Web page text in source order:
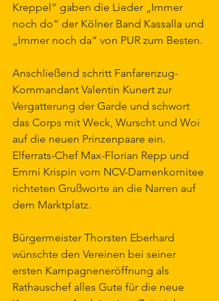
Kreppel“ gaben die Lieder „Immer
noch do“ der Kölner Band Kassalla und
„Immer noch da“ von PUR zum Besten.
Anschließend schritt Fanfarenzug-
Kommandant Valentin Kunert zur
Vergatterung der Garde und schwort
das Corps mit Weck, Wurscht und Woi
auf die neuen Prinzenpaare ein.
Elferrats-Chef Max-Florian Repp und
Emmi Krispin vom NCV-Damenkomitee
richteten Grußworte an die Narren auf
dem Marktplatz.
Bürgermeister Thorsten Eberhard
wünschte den Vereinen bei seiner
ersten Kampagneneröffnung als
Rathauschef alles Gute für die neue